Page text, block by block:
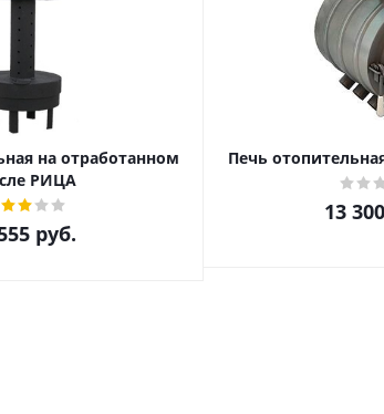
на отработанном
РИЦА
руб.
Печь
13 300